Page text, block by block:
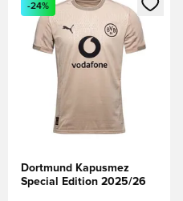
-24%
Dortmund Kapusmez
Special Edition 2025/26